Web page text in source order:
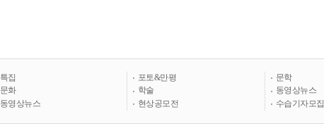
특집
문화
동영상뉴스
포토&만평
학술
현상공모전
문학
동영상뉴스
수습기자모집